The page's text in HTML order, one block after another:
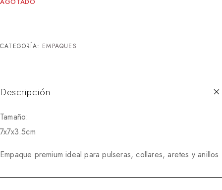
CATEGORÍA: EMPAQUES
Descripción
Tamaño:
7x7x3.5cm
Empaque premium ideal para pulseras, collares, aretes y anillos